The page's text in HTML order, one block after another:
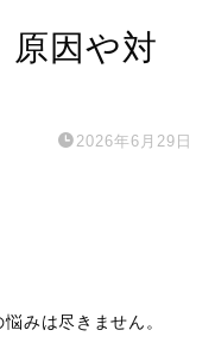
原因や対
2026年6月29日
みは尽きません。